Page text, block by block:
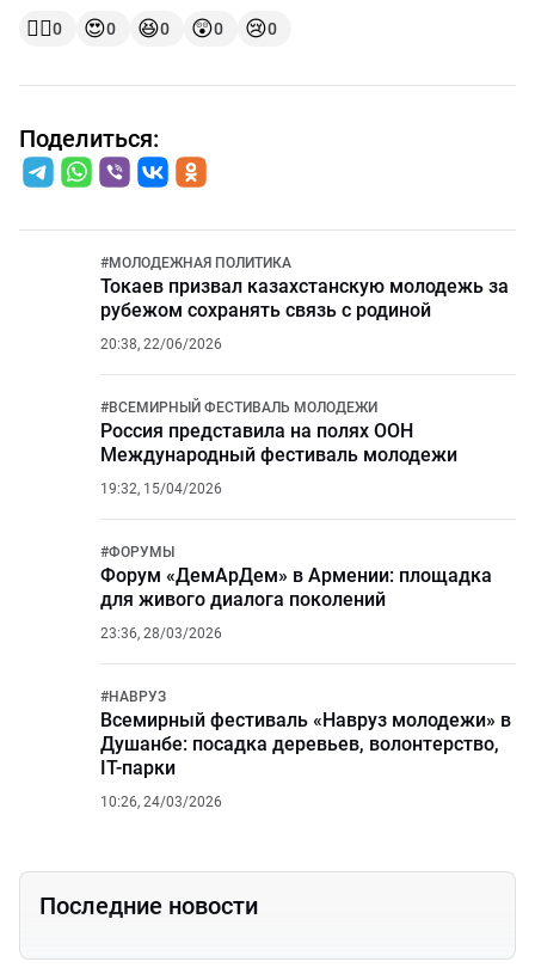
👍🏻0 😍0 😆0 😲0 😢0
Поделиться:
#МОЛОДЕЖНАЯ ПОЛИТИКА
Токаев призвал казахстанскую молодежь за
рубежом сохранять связь с родиной
20:38, 22/06/2026
#ВСЕМИРНЫЙ ФЕСТИВАЛЬ МОЛОДЕЖИ
Россия представила на полях ООН
Международный фестиваль молодежи
19:32, 15/04/2026
#ФОРУМЫ
Форум «ДемАрДем» в Армении: площадка
для живого диалога поколений
23:36, 28/03/2026
#НАВРУЗ
Всемирный фестиваль «Навруз молодежи» в
Душанбе: посадка деревьев, волонтерство,
IT-парки
10:26, 24/03/2026
Последние новости